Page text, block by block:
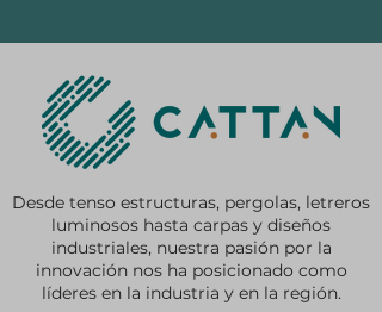
Desde tenso estructuras, pergolas, letreros
luminosos hasta carpas y diseños
industriales, nuestra pasión por la
innovación nos ha posicionado como
líderes en la industria y en la región.